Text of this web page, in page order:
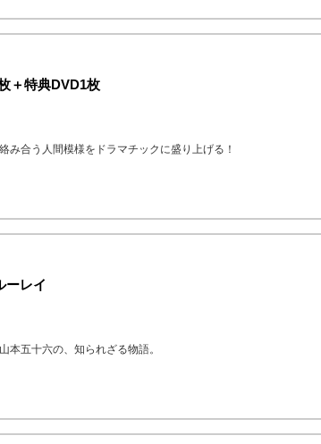
＋特典DVD1枚
み合う人間模様をドラマチックに盛り上げる！
ーレイ
本五十六の、知られざる物語。